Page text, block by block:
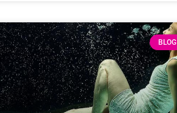
BLOG